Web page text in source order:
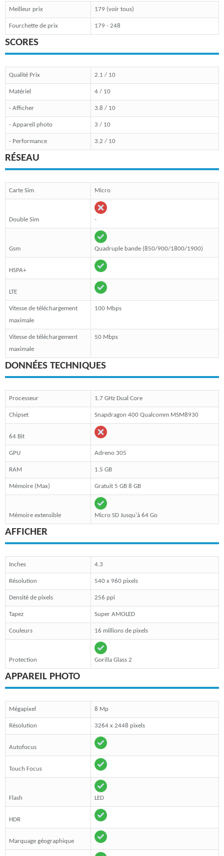
Meilleur prix 179 (voir tous)
Fourchette de prix 179 - 248
SCORES
Qualité Prix 2.1 / 10
Matériel 4 / 10
- Afficher 3.8 / 10
- Appareil photo 3 / 10
- Performance 3.2 / 10
RÉSEAU
Carte Sim Micro
Double Sim -
Gsm Quadruple bande (850/900/1800/1900)
HSPA+
LTE
Vitesse de téléchargement
maximale
100 Mbps
Vitesse de téléchargement
maximale
50 Mbps
DONNÉES TECHNIQUES
Processeur 1.7 GHz Dual Core
Chipset Snapdragon 400 Qualcomm MSM8930
64 Bit
GPU Adreno 305
RAM 1.5 GB
Mémoire (Max) Gratuit 5 GB 8 GB
Mémoire extensible Micro SD Jusqu'à 64 Go
AFFICHER
Inches 4.3
Résolution 540 x 960 pixels
Densité de pixels 256 ppi
Tapez Super AMOLED
Couleurs 16 millions de pixels
Protection Gorilla Glass 2
APPAREIL PHOTO
Mégapixel 8 Mp
Résolution 3264 x 2448 pixels
Autofocus
Touch Focus
Flash LED
HDR
Marquage géographique